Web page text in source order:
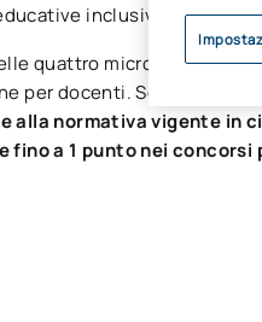
inclusive in classe.
quattro microcredenziali
per docenti. Se le
alla normativa vigente in
fino a 1 punto nei concorsi